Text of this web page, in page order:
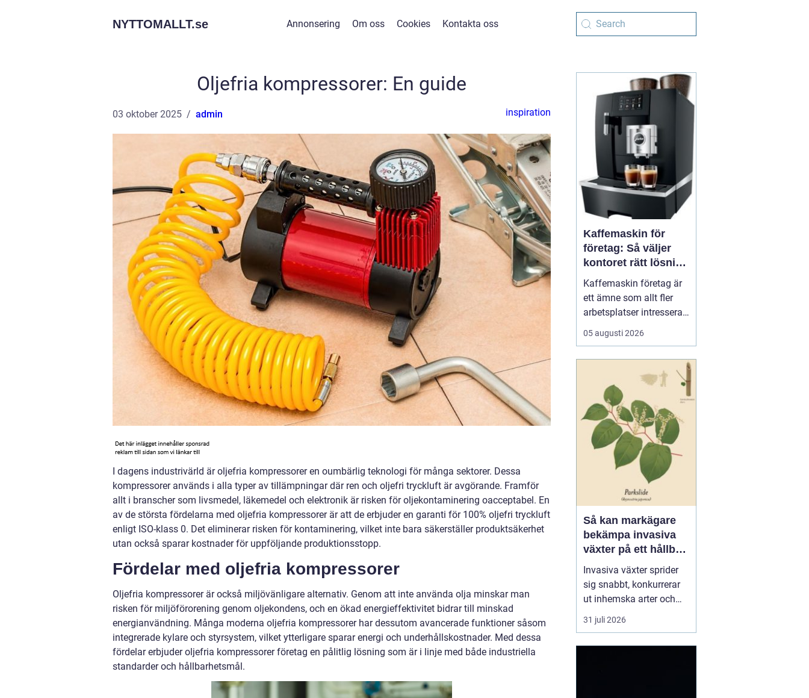
NYTTOMALLT.se Annonsering Om oss Cookies Kontakta oss
Oljefria kompressorer: En guide
03 oktober 2025 admin inspiration
I dagens industrivärld är oljefria kompressorer en oumbärlig teknologi för många sektorer. Dessa
kompressorer används i alla typer av tillämpningar där ren och oljefri tryckluft är avgörande. Framför
allt i branscher som livsmedel, läkemedel och elektronik är risken för oljekontaminering oacceptabel. En
av de största fördelarna med oljefria kompressorer är att de erbjuder en garanti för 100% oljefri tryckluft
enligt ISO-klass 0. Det eliminerar risken för kontaminering, vilket inte bara säkerställer produktsäkerhet
utan också sparar kostnader för uppföljande produktionsstopp.
Fördelar med oljefria kompressorer
Oljefria kompressorer är också miljövänligare alternativ. Genom att inte använda olja minskar man
risken för miljöförorening genom oljekondens, och en ökad energieffektivitet bidrar till minskad
energianvändning. Många moderna oljefria kompressorer har dessutom avancerade funktioner såsom
integrerade kylare och styrsystem, vilket ytterligare sparar energi och underhållskostnader. Med dessa
fördelar erbjuder oljefria kompressorer företag en pålitlig lösning som är i linje med både industriella
standarder och hållbarhetsmål.
Kaffemaskin för
företag: Så väljer
kontoret rätt lösning
för kaffe på jobbet
Kaffemaskin företag är
ett ämne som allt fler
arbetsplatser intresserar
sig för när de vill höja
trivsel och effektivitet på
arbetsdagen, och många
medarbetare up...
05 augusti 2026
Så kan markägare
bekämpa invasiva
växter på ett hållbart
sätt
Invasiva växter sprider
sig snabbt, konkurrerar
ut inhemska arter och
kan på sikt förändra hela
ekosystem. De orsakar
31 juli 2026